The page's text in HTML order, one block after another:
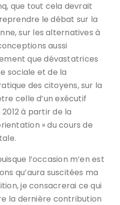
que tout cela devrait
le débat sur la
sur les alternatives à
aussi
que dévastatrices
sociale et de la
des citoyens, sur la
celle d’un exécutif
à partir de la
» du cours de
l’occasion m’en est
qu’aura suscitées ma
je consacrerai ce qui
la dernière contribution